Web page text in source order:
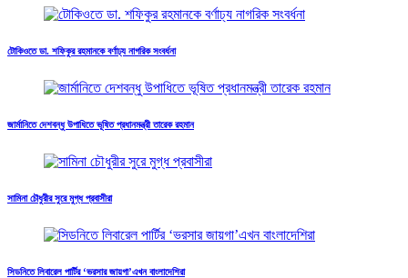
টোকিওতে ডা. শফিকুর রহমানকে বর্ণাঢ্য নাগরিক সংবর্ধনা
জার্মানিতে দেশবন্ধু উপাধিতে ভূষিত প্রধানমন্ত্রী তারেক রহমান
সামিনা চৌধুরীর সুরে মুগ্ধ প্রবাসীরা
সিডনিতে লিবারেল পার্টির ‘ভরসার জায়গা’এখন বাংলাদেশিরা